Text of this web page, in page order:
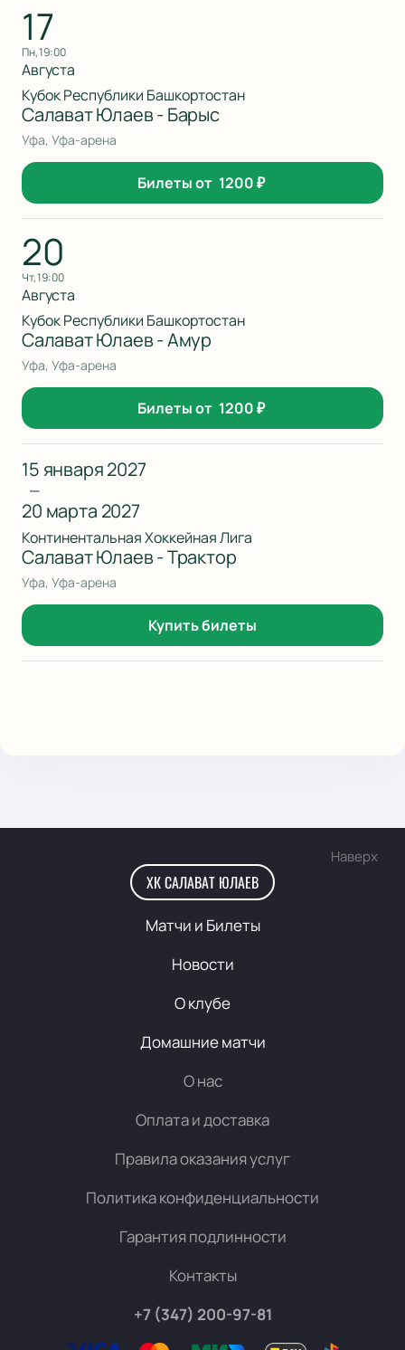
17
пн, 19:00
Августа
Кубок Республики Башкортостан
Салават Юлаев - Барыс
Уфа, Уфа-арена
Билеты от 1200₽
20
чт, 19:00
Августа
Кубок Республики Башкортостан
Салават Юлаев - Амур
Уфа, Уфа-арена
Билеты от 1200₽
15 января 2027
—
20 марта 2027
Континентальная Хоккейная Лига
Салават Юлаев - Трактор
Уфа, Уфа-арена
Купить билеты
Наверх
ХК САЛАВАТ ЮЛАЕВ
Матчи и Билеты
Новости
О клубе
Домашние матчи
О нас
Оплата и доставка
Правила оказания услуг
Политика конфиденциальности
Гарантия подлинности
Контакты
+7 (347) 200-97-81